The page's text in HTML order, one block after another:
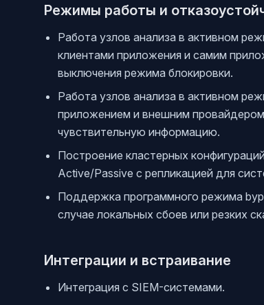
Режимы работы и
Работа узлов анализа в активном
клиентами приложения и самим
выключения режима блокировки.
Работа узлов анализа в активном
приложением и внешним
чувствительную информацию.
Построение кластерных
Active/Passive с репликацией для
Поддержка программного режима
случае локальных сбоев или резких
Интеграции и встраивание
Интеграция с SIEM-системами.